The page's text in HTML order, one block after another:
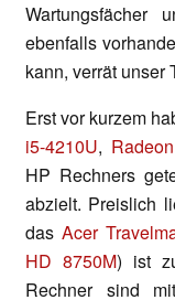
Wartungsfächer
ebenfalls
kann, verrät unser
Erst vor kurzem
i5-4210U,
HP Rechners
abzielt. Preislich
das Acer
HD 8750M) ist
Rechner sind